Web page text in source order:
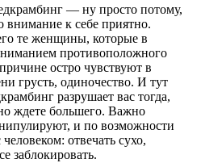
— ну просто потому,
внимание к себе приятно.
те женщины, которые в
противоположного
остро чувствуют в
грусть, одиночество. И тут
разрушает вас тогда,
ждете большего. Важно
и по возможности
отвечать сухо,
заблокировать.